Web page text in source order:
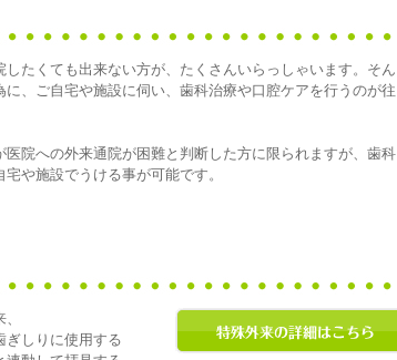
たくても出来ない方が、たくさんいらっしゃいます。そん
、ご自宅や施設に伺い、歯科治療や口腔ケアを行うのが往
院への外来通院が困難と判断した方に限られますが、歯科
や施設でうける事が可能です。
ぎしりに使用する